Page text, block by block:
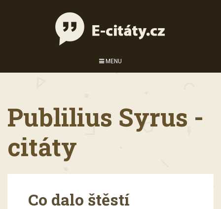
MENU
Publilius Syrus -
citáty
Co dalo štěstí